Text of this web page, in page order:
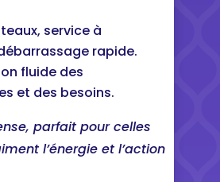
service à
rapide.
fluide des
et des besoins.
parfait pour celles
l’énergie et l’action